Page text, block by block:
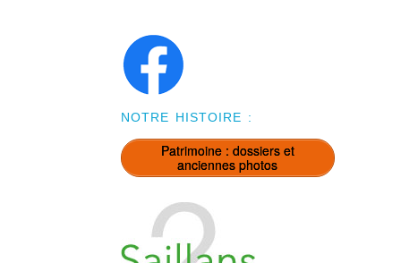
NOTRE HISTOIRE :
Patrimoine : dossiers et
anciennes photos